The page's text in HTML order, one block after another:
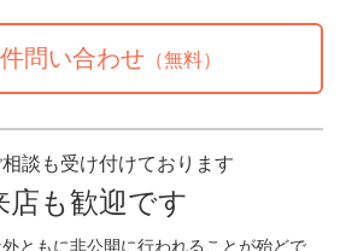
問い合わせ （無料）
談も受け付けております
店も歓迎です
ともに非公開に行われることが殆どで